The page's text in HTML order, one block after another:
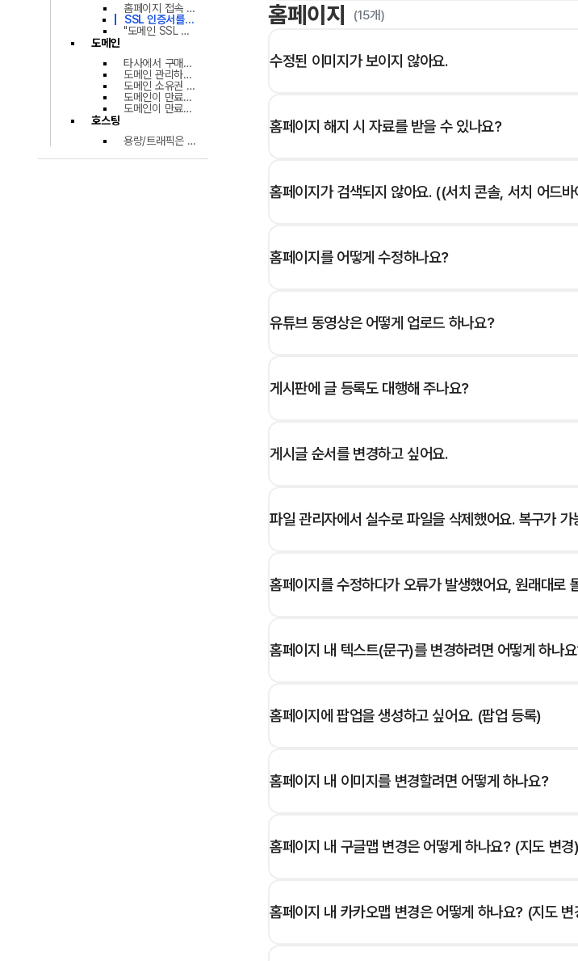
"도메인 SSL 보안 인증서 만료 안내" 메일을 받았어요.
SSL 인증서를 구매하고 싶어요. (기업/개인)
홈페이지 접속 주소 앞에 주의요함 표시가 뜨는데 어떻게 해야하나요?
도메인
도메인이 만료된 이후에도 연장할 수 있나요?
도메인이 만료되면 어떻게 되나요?
도메인 소유권 이전하고 싶어요.
도메인 관리하고 싶어요.
타사에서 구매한 도메인이나 타사 네임서버를 사용하고 있어요. 어떻게 해야 하나요?
호스팅
용량/트래픽은 얼마나 제공되나요?
홈페이지 (15개)
홈페이지 내 카카오맵 변경은 어떻게 하나요? (지도 변
홈페이지 내 구글맵 변경은 어떻게 하나요? (지도 변경)
홈페이지 내 이미지를 변경할려면 어떻게 하나요?
홈페이지에 팝업을 생성하고 싶어요. (팝업 등록)
홈페이지 내 텍스트(문구)를 변경하려면 어떻게 하나
홈페이지를 수정하다가 오류가 발생했어요, 원래대로
파일 관리자에서 실수로 파일을 삭제했어요. 복구가 가
게시글 순서를 변경하고 싶어요.
게시판에 글 등록도 대행해 주나요?
유튜브 동영상은 어떻게 업로드 하나요?
홈페이지를 어떻게 수정하나요?
홈페이지가 검색되지 않아요. ((서치 콘솔, 서치 어드
홈페이지 해지 시 자료를 받을 수 있나요?
수정된 이미지가 보이지 않아요.